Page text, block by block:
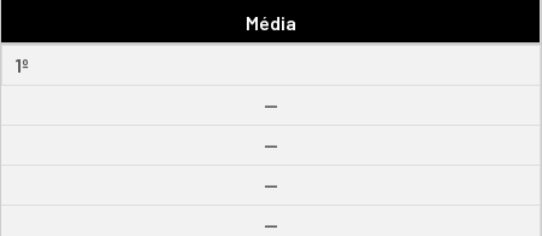
Média
1º
--
--
--
--